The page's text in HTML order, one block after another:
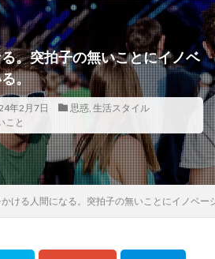
。突拍子の無いことにイノベ
。
年2月7日 思惑, 生活スタイル
こと
ける人間になる。突拍子の無いことにイノベー